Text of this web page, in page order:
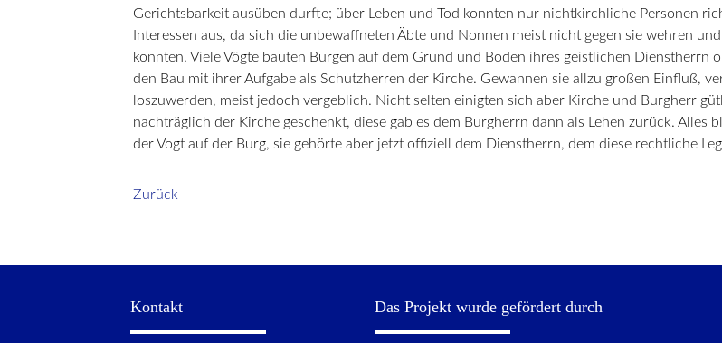
Gerichtsbarkeit ausüben durfte; über Leben und Tod konnten nur nichtkirchliche Personen
Interessen aus, da sich die unbewaffneten Äbte und Nonnen meist nicht gegen sie wehren
konnten. Viele Vögte bauten Burgen auf dem Grund und Boden ihres geistlichen Dienstherrn
den Bau mit ihrer Aufgabe als Schutzherren der Kirche. Gewannen sie allzu großen Einfluß,
loszuwerden, meist jedoch vergeblich. Nicht selten einigten sich aber Kirche und Burgherr
nachträglich der Kirche geschenkt, diese gab es dem Burgherrn dann als Lehen zurück.
der Vogt auf der Burg, sie gehörte aber jetzt offiziell dem Dienstherrn, dem diese rechtliche
Zurück
Kontakt Das Projekt wurde gefördert durch